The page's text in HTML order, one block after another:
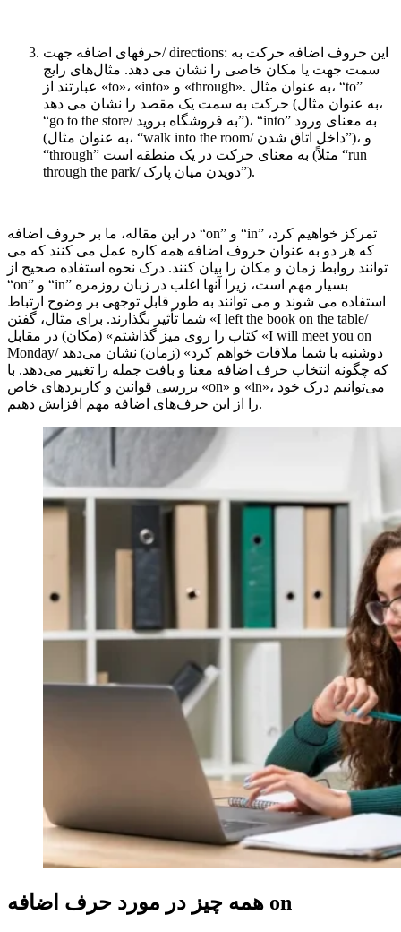
حرفهای اضافه جهت/ directions: این حروف اضافه حرکت به
سمت جهت یا مکان خاصی را نشان می دهد. مثال‌های رایج
عبارتند از «to»، «into» و «through». به عنوان مثال، “to”
حرکت به سمت یک مقصد را نشان می دهد (به عنوان مثال،
“go to the store/ به فروشگاه بروید”)، “into” به معنای ورود
(به عنوان مثال، “walk into the room/ داخل اتاق شدن”)، و
“through” به معنای حرکت در یک منطقه است (مثلاً “run
through the park/ دویدن میان پارک”).
در این مقاله، ما بر حروف اضافه “on” و “in” تمرکز خواهیم کرد،
که هر دو به عنوان حروف اضافه همه کاره عمل می کنند که می
توانند روابط زمان و مکان را بیان کنند. درک نحوه استفاده صحیح از
“on” و “in” بسیار مهم است، زیرا آنها اغلب در زبان روزمره
استفاده می شوند و می توانند به طور قابل توجهی بر وضوح ارتباط
شما تأثیر بگذارند. برای مثال، گفتن «I left the book on the table/
کتاب را روی میز گذاشتم» (مکان) در مقابل «I will meet you on
Monday/ دوشنبه با شما ملاقات خواهم کرد» (زمان) نشان می‌دهد
که چگونه انتخاب حرف اضافه معنا و بافت جمله را تغییر می‌دهد. با
بررسی قوانین و کاربردهای خاص «on» و «in»، می‌توانیم درک خود
را از این حرف‌های اضافه مهم افزایش دهیم.
همه چیز در مورد حرف اضافه on